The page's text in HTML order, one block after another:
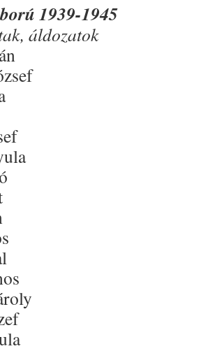
1939-1945
áldozatok